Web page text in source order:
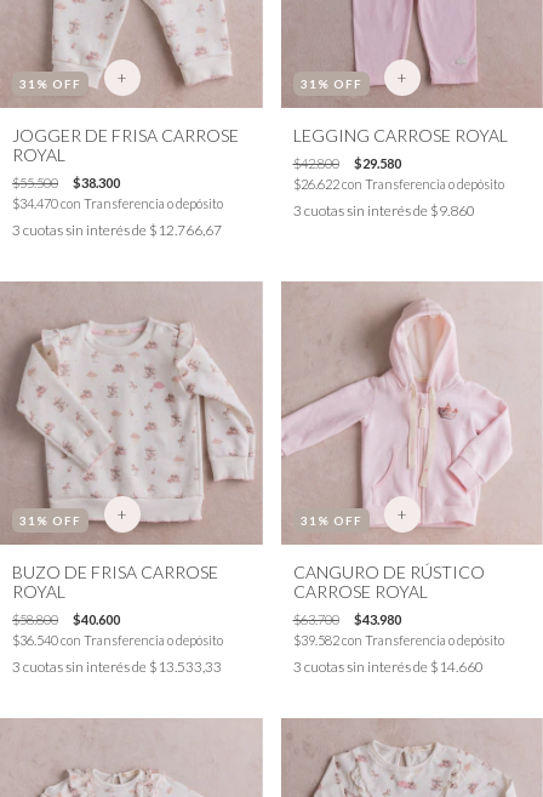
31 % OFF +
JOGGER DE FRISA CARROSE
ROYAL
$55.500
$38.300
$34.470con Transferencia o depósito
3 cuotas sin interés de $12.766,67
31 % OFF +
LEGGING CARROSE ROYAL
$42.800
$29.580
$26.622con Transferencia o depósito
3 cuotas sin interés de $9.860
31 % OFF +
BUZO DE FRISA CARROSE
ROYAL
$58.800
$40.600
$36.540con Transferencia o depósito
3 cuotas sin interés de $13.533,33
31 % OFF +
CANGURO DE RÚSTICO
CARROSE ROYAL
$63.700
$43.980
$39.582con Transferencia o depósito
3 cuotas sin interés de $14.660